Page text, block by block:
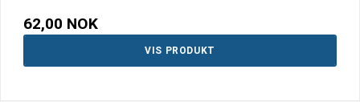
62,00 NOK
VIS PRODUKT